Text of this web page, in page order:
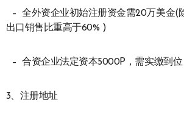
– 全外资企业初始注册资金需20万美金(
出口销售比重高于60% )
– 合资企业法定资本5000P，需实缴到位
3、注册地址